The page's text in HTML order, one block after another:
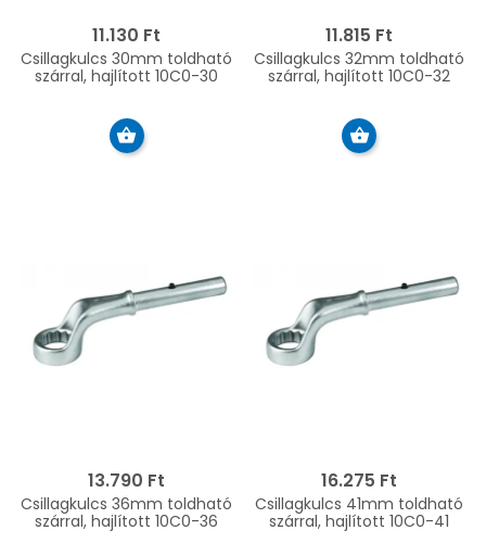
11.130 Ft
Csillagkulcs 30mm toldható
szárral, hajlított 10C0-30
11.815 Ft
Csillagkulcs 32mm toldható
szárral, hajlított 10C0-32
13.790 Ft
Csillagkulcs 36mm toldható
szárral, hajlított 10C0-36
16.275 Ft
Csillagkulcs 41mm toldható
szárral, hajlított 10C0-41